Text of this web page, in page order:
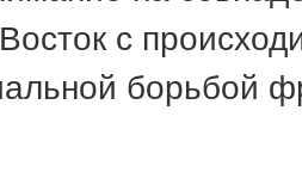
с
борьбой